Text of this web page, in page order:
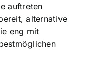
auftreten
alternative
eng mit